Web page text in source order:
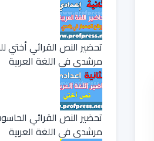
تحضير النص القرائي أختي
مرشدي في اللغة العربية
تحضير النص القرائي
مرشدي في اللغة العربية